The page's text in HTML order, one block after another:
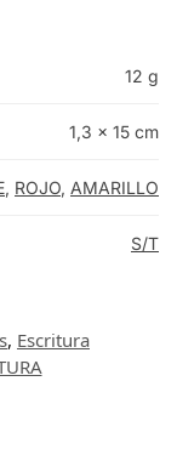
12 g
1,3 × 15 cm
, ROJO, AMARILLO
S/T
, Escritura